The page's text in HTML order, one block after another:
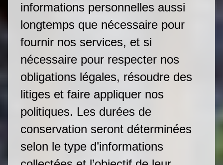
informations personnelles aussi
longtemps que nécessaire pour
fournir nos services, et si
nécessaire pour respecter nos
obligations légales, résoudre des
litiges et faire appliquer nos
politiques. Les durées de
conservation seront déterminées
selon le type d’informations